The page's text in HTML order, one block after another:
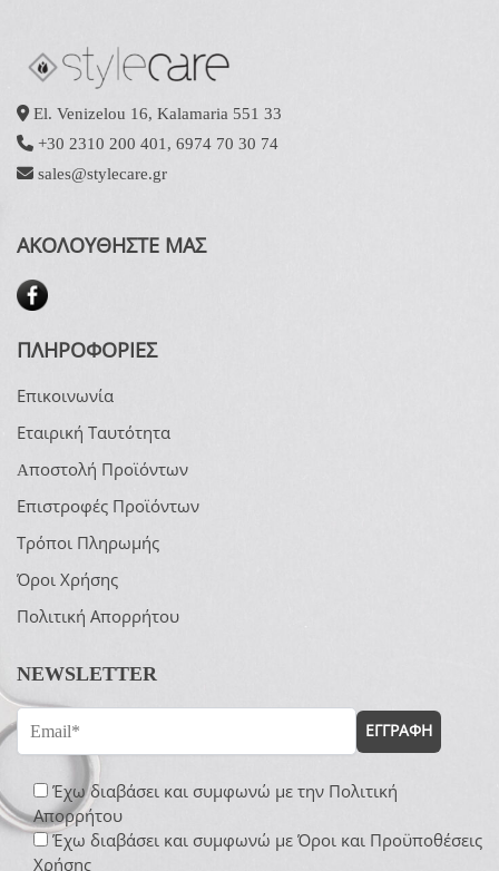
El. Venizelou 16, Kalamaria 551 33
+30 2310 200 401 , 6974 70 30 74
sales@stylecare.gr
ΑΚΟΛΟΥΘΗΣΤΕ ΜΑΣ
ΠΛΗΡΟΦΟΡΙΕΣ
Επικοινωνία
Εταιρική Ταυτότητα
Aποστολή Προϊόντων
Επιστροφές Προϊόντων
Τρόποι Πληρωμής
Όροι Χρήσης
Πολιτική Απορρήτου
NEWSLETTER
ΕΓΓΡΑΦΗ
Έχω διαβάσει και συμφωνώ με την Πολιτική
Απορρήτου
Έχω διαβάσει και συμφωνώ με Όροι και Προϋποθέσεις
Χρήσης